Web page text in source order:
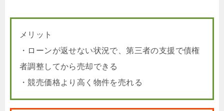
メリット
・ローンが返せない状況で、第三者の支援で債権
者調整してから売却できる
・競売価格より高く物件を売れる